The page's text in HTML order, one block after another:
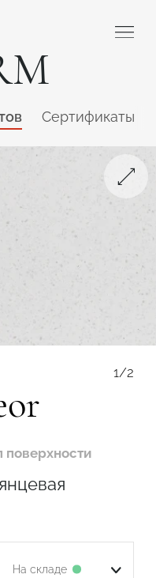
Сертификаты
1/2
поверхности
На складе